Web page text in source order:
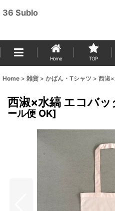
36 Sublo
Home TOP
Home > 雑貨 > かばん・Tシャツ > 西淑
西淑×水縞 エコバ
ール便 OK]